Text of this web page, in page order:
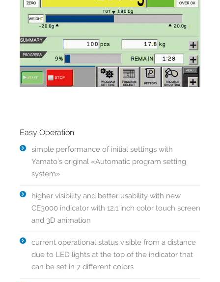
Easy Operation
simple performance of initial settings with
Yamato’s original «Automatic program setting
system»
higher visibility and better usability with new
CE3000 indicator with 12.1 inch color touch screen
and 3D animation
current operational status visible from a distance
due to LED lights at the top of the indicator that
can be set in 7 different colors